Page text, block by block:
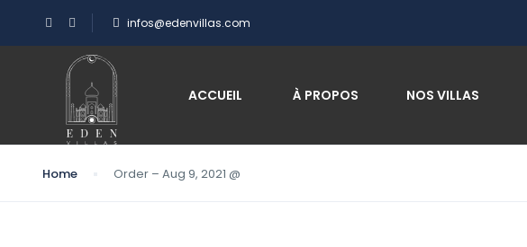
infos@edenvillas.com
ACCUEIL À PROPOS NOS VILLAS
Blog
Home Order – Aug 9, 2021 @